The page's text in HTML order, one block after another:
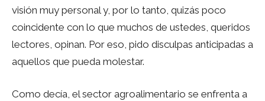
visión muy personal y, por lo tanto, quizás poco
coincidente con lo que muchos de ustedes, queridos
lectores, opinan. Por eso, pido disculpas anticipadas a
aquellos que pueda molestar.
Como decía, el sector agroalimentario se enfrenta a